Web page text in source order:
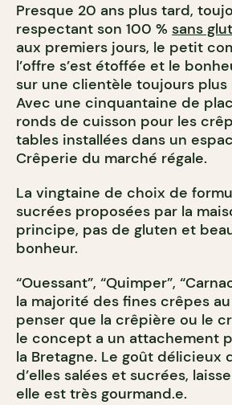
Presque 20 ans plus tard,
respectant son 100 % sans
aux premiers jours, le petit
l’offre s’est étoffée et le
sur une clientèle toujours plus
Avec une cinquantaine de
ronds de cuisson pour les
tables installées dans un
Crêperie du marché régale.
La vingtaine de choix de
sucrées proposées par la
principe, pas de gluten et
bonheur.
“Ouessant”, “Quimper”,
la majorité des fines crêpes
penser que la crêpière ou le
le concept a un attachement
la Bretagne. Le goût délicieux
d’elles salées et sucrées,
elle est très gourmand.e.